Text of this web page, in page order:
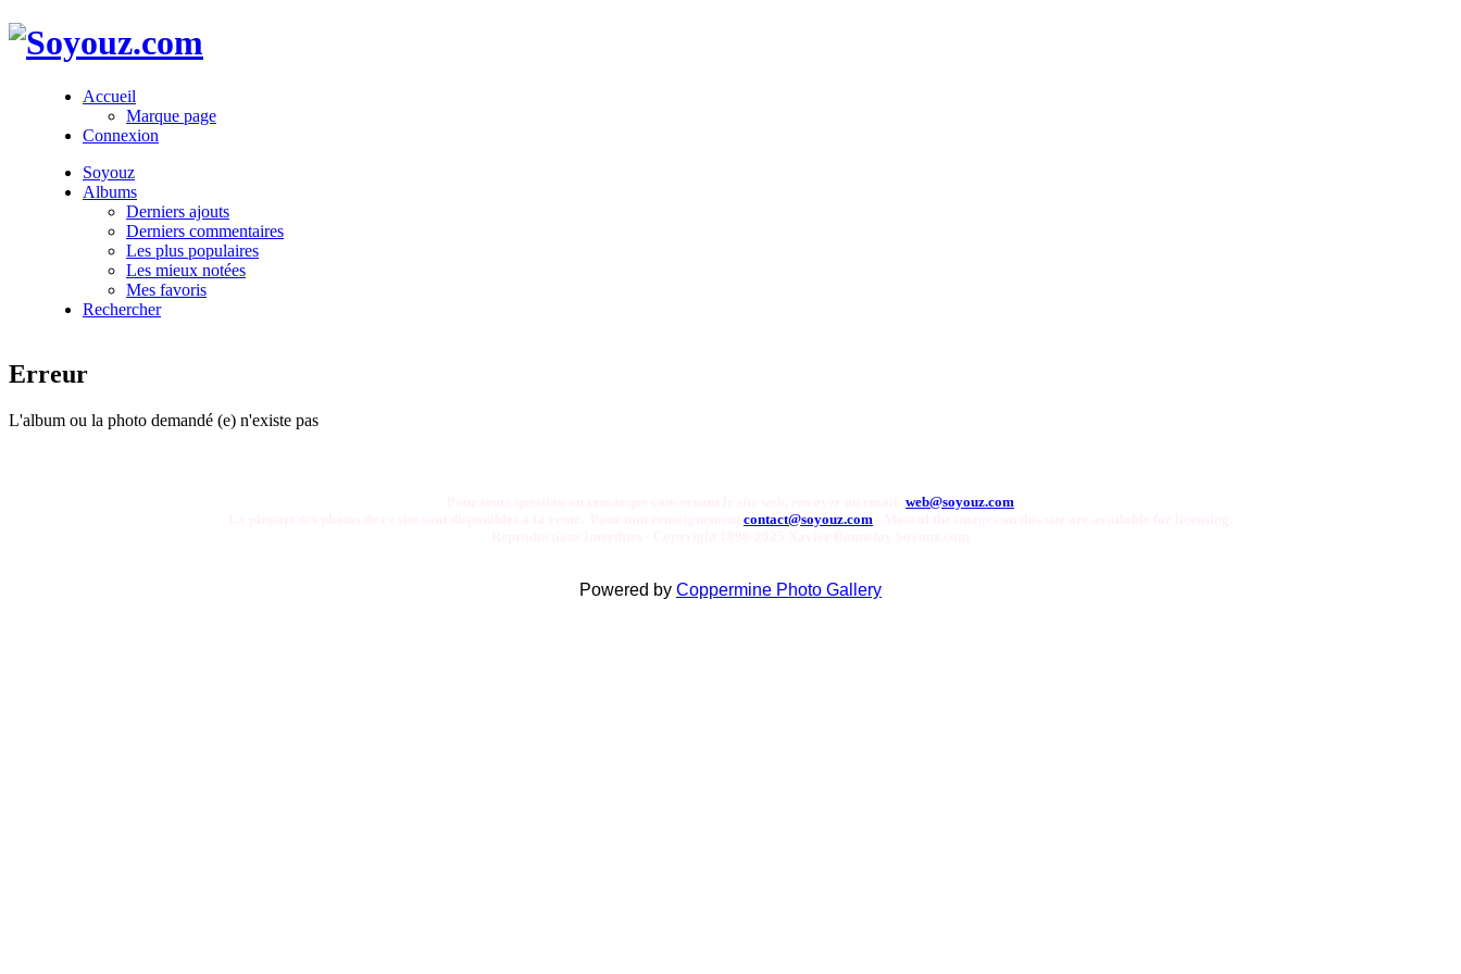
Accueil
Marque page
Connexion
Soyouz
Albums
Derniers ajouts
Derniers commentaires
Les plus populaires
Les mieux notées
Mes favoris
Rechercher
Erreur
L'album ou la photo demandé (e) n'existe pas
web@soyouz.com
contact@soyouz.com
Powered by Coppermine Photo Gallery